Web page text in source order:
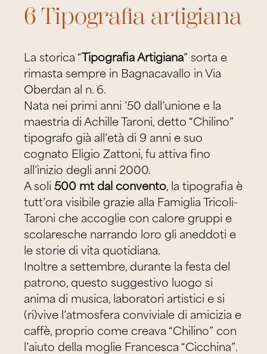
6 Tipografia artigiana
La storica “Tipografia Artigiana” sorta e
rimasta sempre in Bagnacavallo in Via
Oberdan al n. 6.
Nata nei primi anni ’50 dall’unione e la
maestria di Achille Taroni, detto “Chilino”
tipografo già all’età di 9 anni e suo
cognato Eligio Zattoni, fu attiva fino
all’inizio degli anni 2000.
A soli 500 mt dal convento , la tipografia è
tutt’ora visibile grazie alla Famiglia Tricoli-
Taroni che accoglie con calore gruppi e
scolaresche narrando loro gli aneddoti e
le storie di vita quotidiana.
Inoltre a settembre, durante la festa del
patrono, questo suggestivo luogo si
anima di musica, laboratori artistici e si
(ri)vive l’atmosfera conviviale di amicizia e
caffè, proprio come creava “Chilino” con
l’aiuto della moglie Francesca “Cicchina”.